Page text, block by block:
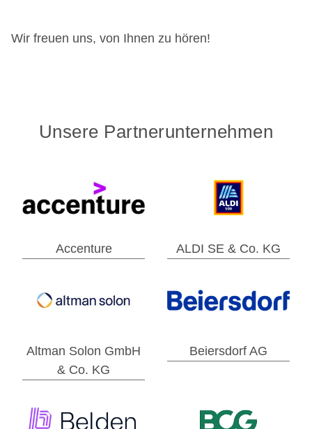
Wir freuen uns, von Ihnen zu hören!
Unsere Partnerunternehmen
Accenture ALDI SE & Co. KG
Altman Solon GmbH
& Co. KG
Beiersdorf AG